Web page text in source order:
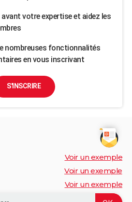
votre expertise et aidez les
nombreuses fonctionnalités
en vous inscrivant
S'INSCRIRE
Voir un exemple
Voir un exemple
Voir un exemple